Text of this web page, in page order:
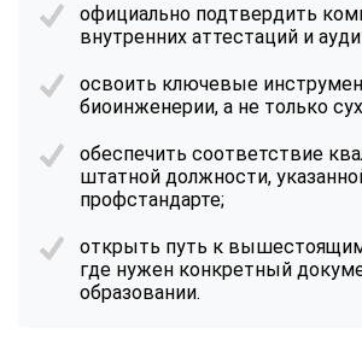
официально подтвердить
внутренних аттестаций и
освоить ключевые
биоинженерии, а не только
обеспечить соответствие
штатной должности,
профстандарте;
открыть путь к
где нужен конкретный
образовании.